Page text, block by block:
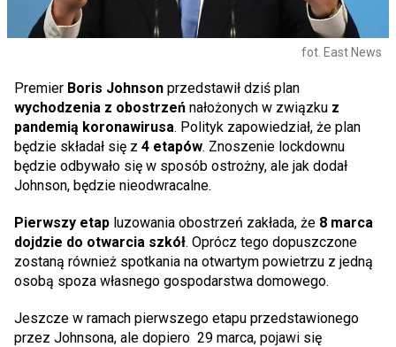
fot. East News
Premier Boris Johnson przedstawił dziś plan
wychodzenia z obostrzeń nałożonych w związku z
pandemią koronawirusa. Polityk zapowiedział, że plan
będzie składał się z 4 etapów. Znoszenie lockdownu
będzie odbywało się w sposób ostrożny, ale jak dodał
Johnson, będzie nieodwracalne.
Pierwszy etap luzowania obostrzeń zakłada, że 8 marca
dojdzie do otwarcia szkół. Oprócz tego dopuszczone
zostaną również spotkania na otwartym powietrzu z jedną
osobą spoza własnego gospodarstwa domowego.
Jeszcze w ramach pierwszego etapu przedstawionego
przez Johnsona, ale dopiero 29 marca, pojawi się